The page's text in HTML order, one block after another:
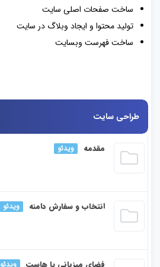
ساخت صفحات اصلی سایت
تولید محتوا و ایجاد وبلاگ در سایت
ساخت فهرست وبسایت
طراحی سایت
مقدمه ویدئو
ویدیو
انتخاب و سفارش دامنه ویدئو
فضای میزبانی یا هاست ویدئو